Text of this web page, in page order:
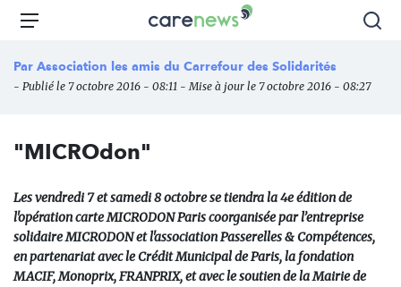
Aller
principal
Carenews,
média
des
l'engagement
Menu
Par Association les amis du Carrefour des Solidarités
- Publié le 7 octobre 2016 - 08:11 - Mise à jour le 7 octobre 2016 - 08:27
"MICROdon"
Les vendredi 7 et samedi 8 octobre se tiendra la 4e édition de
l'opération carte MICRODON Paris coorganisée par l’entreprise
solidaire MICRODON et l'association Passerelles & Compétences,
en partenariat avec le Crédit Municipal de Paris, la fondation
MACIF, Monoprix, FRANPRIX, et avec le soutien de la Mairie de